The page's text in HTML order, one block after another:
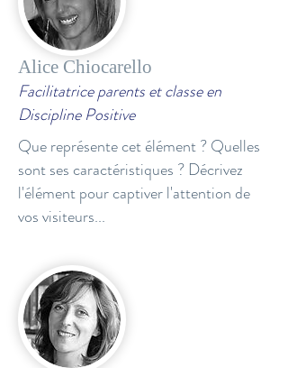
Alice Chiocarello
Facilitatrice parents et classe en
Discipline Positive
Que représente cet élément ? Quelles
sont ses caractéristiques ? Décrivez
l'élément pour captiver l'attention de
vos visiteurs...